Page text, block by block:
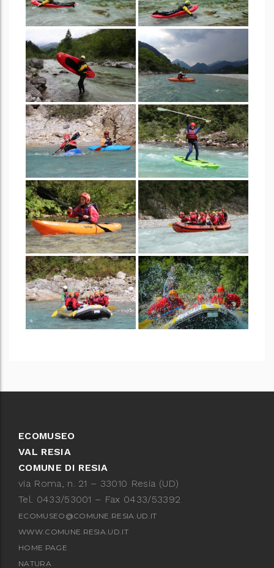
ECOMUSEO
VAL RESIA
COMUNE DI RESIA
via Roma, n. 21 – 33010 Resia (UD)
Tel. 0433/53001 – Fax 0433/53392
ECOMUSEO@COMUNE.RESIA.UD.IT
WWW.COMUNE.RESIA.UD.IT
HOME PAGE
NATURA